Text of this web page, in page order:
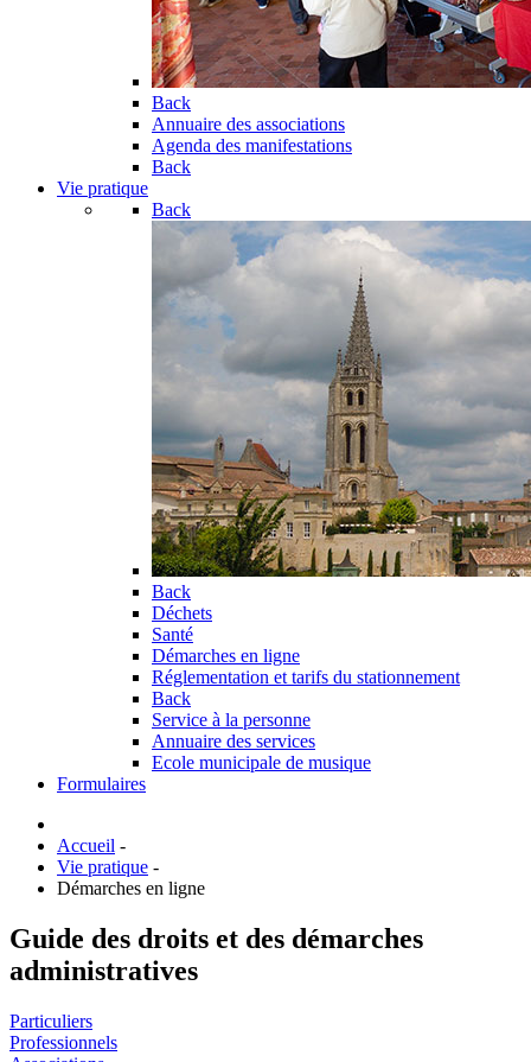
Back
Annuaire des associations
Agenda des manifestations
Back
Vie pratique
Back
Back
Déchets
Santé
Démarches en ligne
Réglementation et tarifs du stationnement
Back
Service à la personne
Annuaire des services
Ecole municipale de musique
Formulaires
Accueil -
Vie pratique -
Démarches en ligne
Guide des droits et des démarches
administratives
Particuliers
Professionnels